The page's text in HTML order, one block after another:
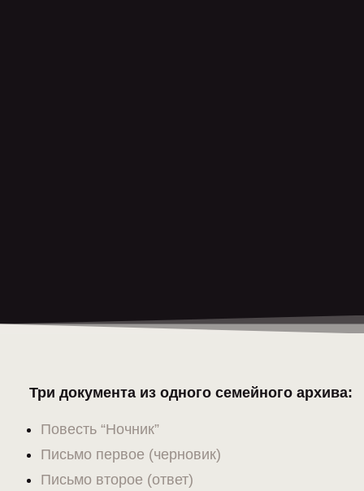
Три документа из одного семейного архива:
Повесть “Ночник”
Письмо первое (черновик)
Письмо второе (ответ)